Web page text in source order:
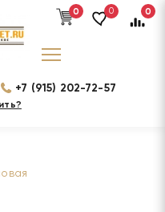
0 0 0
+7 (915) 202-72-57